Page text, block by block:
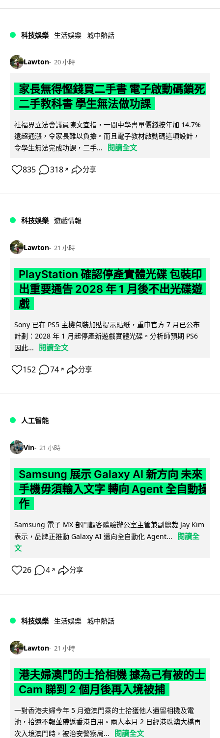
科技娛樂 生活娛樂 城中熱話
Lawton 20 小時
家長無得慳錢買二手書 電子啟動碼鎖死
二手教科書 學生無法做功課
社福界立法會議員陳文宜指，一間中學書單價錢按年加 14.7%
遠超通漲，令家長難以負擔。而且電子教材啟動碼這項設計，
令學生無法完成功課，二手...
閱讀全文
835 318 ↗ 分享
科技娛樂 遊戲情報
Lawton 21 小時
PlayStation 確認停產實體光碟 包裝印
出重要通告 2028 年 1 月後不出光碟遊
戲
Sony 已在 PS5 主機包裝加貼提示貼紙，重申官方 7 月已公布
計劃：2028 年 1 月起停產新遊戲實體光碟。分析師預期 PS6
因此...
閱讀全文
152 74 ↗ 分享
人工智能
Vin 21 小時
Samsung 展示 Galaxy AI 新方向 未來
手機毋須輸入文字 轉向 Agent 全自動操
作
Samsung 電子 MX 部門顧客體驗辦公室主管兼副總裁 Jay Kim
表示，品牌正推動 Galaxy AI 邁向全自動化 Agent...
閱讀全
文
26 4 ↗ 分享
科技娛樂 生活娛樂 城中熱話
Lawton 21 小時
港夫婦澳門的士拾相機 據為己有被的士
Cam 睇到 2 個月後再入境被捕
一對香港夫婦今年 5 月遊澳門乘的士拾獲他人遺留相機及電
池，拾遺不報並帶返香港自用。兩人本月 2 日經港珠澳大橋再
次入境澳門時，被治安警察局...
閱讀全文